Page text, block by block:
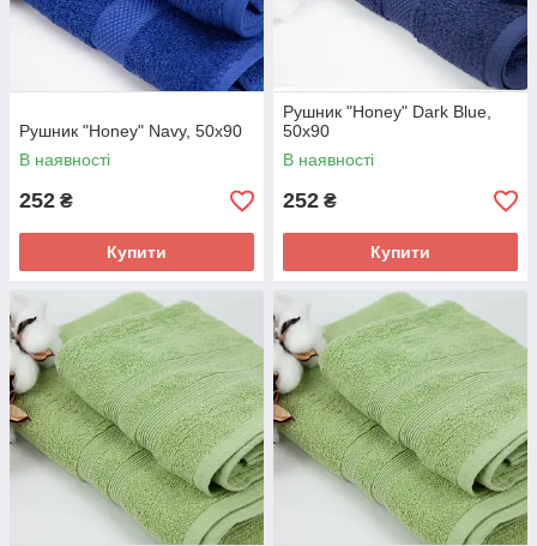
Рушник "Honey" Navy, 50x90
В наявності
252 ₴
Купити
Рушник "Honey" Dark Blue,
50x90
В наявності
252 ₴
Купити